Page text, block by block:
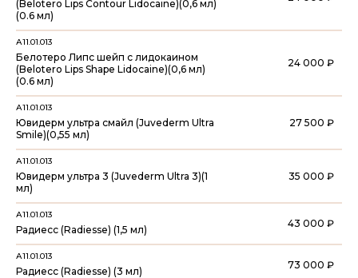
(Belotero Lips Contour Lidocaine)(0,6 мл)
(0.6 мл)
А11.01.013
Белотеро Липс шейп с лидокаином
(Belotero Lips Shape Lidocaine)(0,6 мл)
(0.6 мл)
24 000 ₽
А11.01.013
Ювидерм ультра смайл (Juvederm Ultra
Smile)(0,55 мл)
27 500 ₽
А11.01.013
Ювидерм ультра 3 (Juvederm Ultra 3)(1
мл)
35 000 ₽
А11.01.013
Радиесс (Radiesse) (1,5 мл)
43 000 ₽
А11.01.013
Радиесс (Radiesse) (3 мл)
73 000 ₽